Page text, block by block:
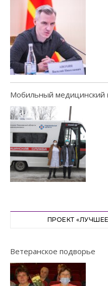
Мобильный медицинский
ПРОЕКТ
Ветеранское подворье